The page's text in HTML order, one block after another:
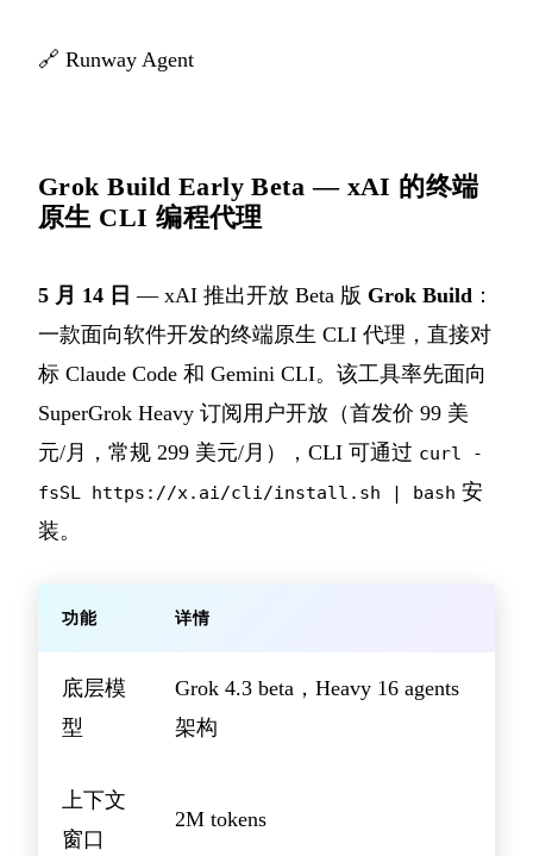
🔗 Runway Agent
Grok Build Early Beta — xAI 的终端
原生 CLI 编程代理
5 月 14 日 — xAI 推出开放 Beta 版 Grok Build ：
一款面向软件开发的终端原生 CLI 代理，直接对
标 Claude Code 和 Gemini CLI。该工具率先面向
SuperGrok Heavy 订阅用户开放（首发价 99 美
元/月，常规 299 美元/月），CLI 可通过 curl -
fsSL https://x.ai/cli/install.sh | bash 安
装。
功能 详情
底层模
型
Grok 4.3 beta，Heavy 16 agents
架构
上下文
窗口
2M tokens